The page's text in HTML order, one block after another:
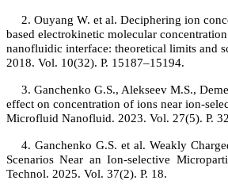
2. Ouyang W. et al. Deciphering ion
based electrokinetic molecular
nanofluidic interface: theoretical limits and
2018. Vol. 10(32). P. 15187–15194.
3. Ganchenko G.S., Alekseev M.S.,
effect on concentration of ions near ion-
Microfluid Nanofluid. 2023. Vol. 27(5). P.
4. Ganchenko G.S. et al. Weakly
Scenarios Near an Ion-selective
Technol. 2025. Vol. 37(2). P. 18.